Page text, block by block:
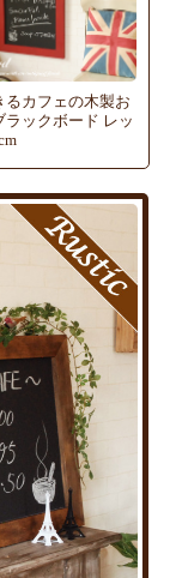
るカフェの木製お
ラックボード レッ